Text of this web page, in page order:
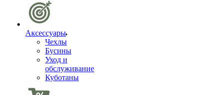
Аксессуары
Чехлы
Бусины
Уход и
обслуживание
Куботаны